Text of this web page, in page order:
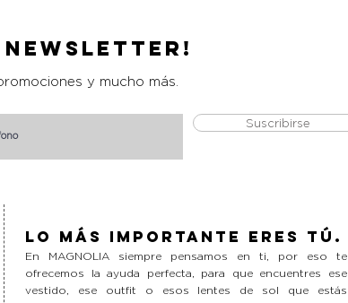
Newsletter!
y mucho más.
Suscribirse
Lo más importante eres tú.
En MAGNOLIA siempre pensamos en ti, por eso te
ofrecemos la ayuda perfecta, para que encuentres ese
vestido, ese outfit o esos lentes de sol que estás